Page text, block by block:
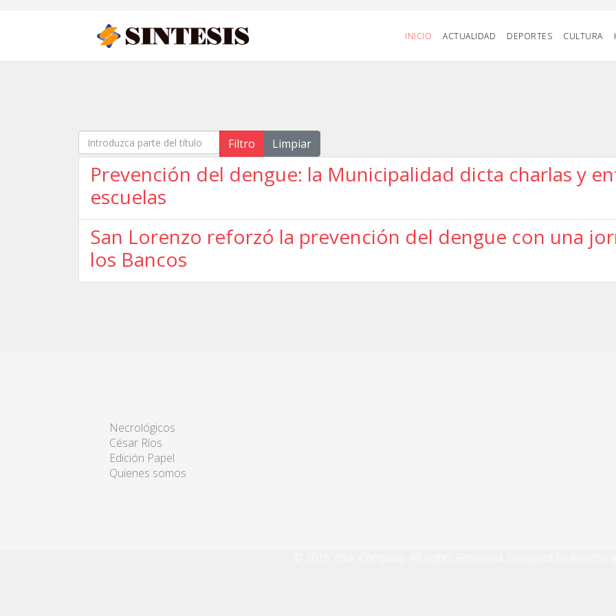
INICIO ACTUALIDAD DEPORTES CULTURA
Introduzca parte del título Filtro Limpiar
Prevención del dengue: la Municipalidad dicta charlas y
escuelas
San Lorenzo reforzó la prevención del dengue con una
los Bancos
Necrológicos
César Ríos
Edición Papel
Quienes somos